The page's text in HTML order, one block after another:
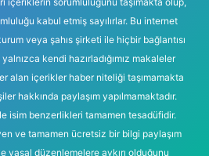
kabul etmiş sayılırlar. Bu internet
veya şahıs şirketi ile hiçbir bağlantısı
kendi hazırladığımız makaleler
alan içerikler haber niteliği taşımamakta
hakkında paylaşım yapılmamaktadır.
isim benzerlikleri tamamen tesadüfidir.
ve tamamen ücretsiz bir bilgi paylaşım
yasal düzenlemelere aykırı olduğunu